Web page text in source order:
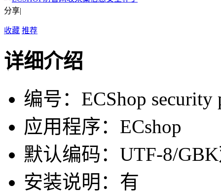
分享|
收藏 推荐
详细介绍
编号：ECShop security
应用程序：ECshop
默认编码：UTF-8/
安装说明：有